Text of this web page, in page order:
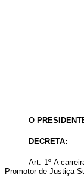
O
DECRETA:
Art. 1º A
Promotor de Justiça